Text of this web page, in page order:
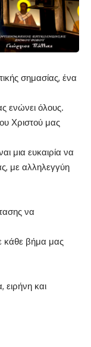
σημασίας, ένα
ενώνει όλους.
Χριστού μας
μια ευκαιρία να
με αλληλεγγύη
να
κάθε βήμα μας
και